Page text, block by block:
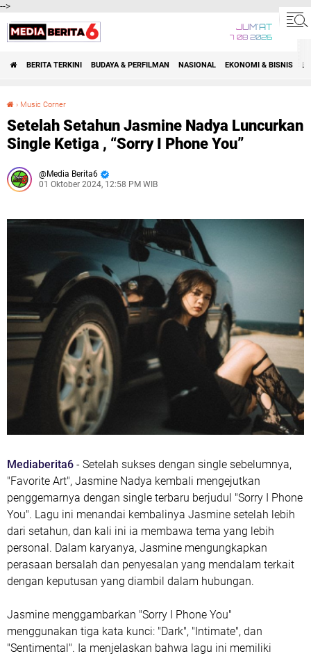
-->
JUM'AT
7 08 2026
BERITA TERKINI BUDAYA & PERFILMAN NASIONAL EKONOMI & BISNIS
› Music Corner
Setelah Setahun Jasmine Nadya Luncurkan
Single Ketiga , “Sorry I Phone You”
Media Berita6
01 Oktober 2024, 12:58 PM WIB
Mediaberita6 - Setelah sukses dengan single sebelumnya,
"Favorite Art", Jasmine Nadya kembali mengejutkan
penggemarnya dengan single terbaru berjudul "Sorry I Phone
You". Lagu ini menandai kembalinya Jasmine setelah lebih
dari setahun, dan kali ini ia membawa tema yang lebih
personal. Dalam karyanya, Jasmine mengungkapkan
perasaan bersalah dan penyesalan yang mendalam terkait
dengan keputusan yang diambil dalam hubungan.
Jasmine menggambarkan "Sorry I Phone You"
menggunakan tiga kata kunci: "Dark", "Intimate", dan
"Sentimental". Ia menjelaskan bahwa lagu ini memiliki